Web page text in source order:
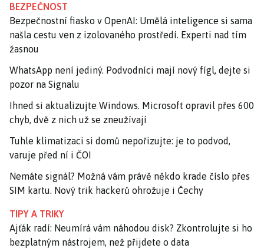
BEZPEČNOST
Bezpečnostní fiasko v OpenAI: Umělá inteligence si sama
našla cestu ven z izolovaného prostředí. Experti nad tím
žasnou
WhatsApp není jediný. Podvodníci mají nový fígl, dejte si
pozor na Signalu
Ihned si aktualizujte Windows. Microsoft opravil přes 600
chyb, dvě z nich už se zneužívají
Tuhle klimatizaci si domů nepořizujte: je to podvod,
varuje před ní i ČOI
Nemáte signál? Možná vám právě někdo krade číslo přes
SIM kartu. Nový trik hackerů ohrožuje i Čechy
TIPY A TRIKY
Ajťák radí: Neumírá vám náhodou disk? Zkontrolujte si ho
bezplatným nástrojem, než přijdete o data